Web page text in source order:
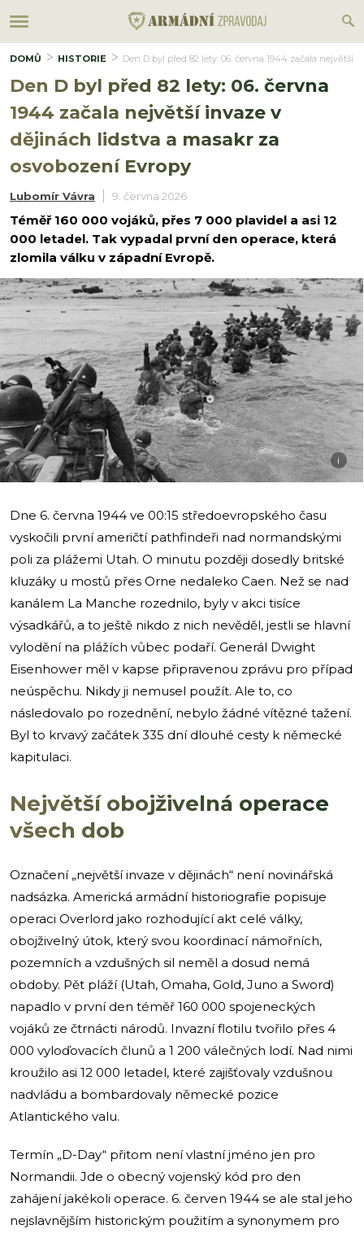
DOMŮ HISTORIE Den D byl před 82 lety: 06. června 1944 začala největší
Den D byl před 82 lety: 06. června
1944 začala největší invaze v
dějinách lidstva a masakr za
osvobození Evropy
Lubomír Vávra 9. června 2026
Téměř 160 000 vojáků, přes 7 000 plavidel a asi 12
000 letadel. Tak vypadal první den operace, která
zlomila válku v západní Evropě.
i
Dne 6. června 1944 ve 00:15 středoevropského času
vyskočili první američtí pathfindeři nad normandskými
poli za plážemi Utah. O minutu později dosedly britské
kluzáky u mostů přes Orne nedaleko Caen. Než se nad
kanálem La Manche rozednilo, byly v akci tisíce
výsadkářů, a to ještě nikdo z nich nevěděl, jestli se hlavní
vylodění na plážích vůbec podaří. Generál Dwight
Eisenhower měl v kapse připravenou zprávu pro případ
neúspěchu. Nikdy ji nemusel použít. Ale to, co
následovalo po rozednění, nebylo žádné vítězné tažení.
Byl to krvavý začátek 335 dní dlouhé cesty k německé
kapitulaci.
Největší obojživelná operace
všech dob
Označení „největší invaze v dějinách“ není novinářská
nadsázka. Americká armádní historiografie popisuje
operaci Overlord jako rozhodující akt celé války,
obojživelný útok, který svou koordinací námořních,
pozemních a vzdušných sil neměl a dosud nemá
obdoby. Pět pláží (Utah, Omaha, Gold, Juno a Sword)
napadlo v první den téměř 160 000 spojeneckých
vojáků ze čtrnácti národů. Invazní flotilu tvořilo přes 4
000 vyloďovacích člunů a 1 200 válečných lodí. Nad nimi
kroužilo asi 12 000 letadel, které zajišťovaly vzdušnou
nadvládu a bombardovaly německé pozice
Atlantického valu.
Termín „D-Day“ přitom není vlastní jméno jen pro
Normandii. Jde o obecný vojenský kód pro den
zahájení jakékoli operace. 6. červen 1944 se ale stal jeho
nejslavnějším historickým použitím a synonymem pro